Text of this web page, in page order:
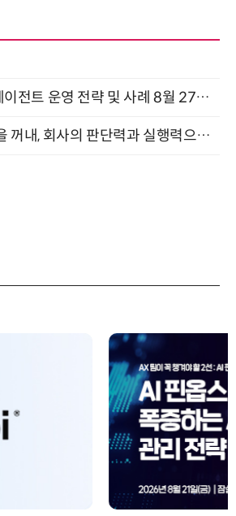
성과를 만드는 AI 에이전트 운영 전략 및 사례 8월 27일 개최
“문서에 묻힌 지식을 꺼내, 회사의 판단력과 실행력으로 바꾸다” (8/20)